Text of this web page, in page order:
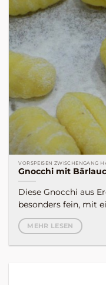
VORSPEISEN ZWISCHENGANG
Gnocchi mit
Diese Gnocchi aus
besonders fein, mit
MEHR LESEN